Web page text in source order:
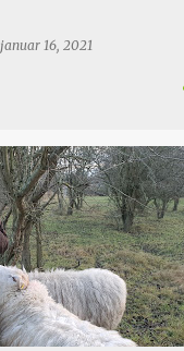
januar 16, 2021